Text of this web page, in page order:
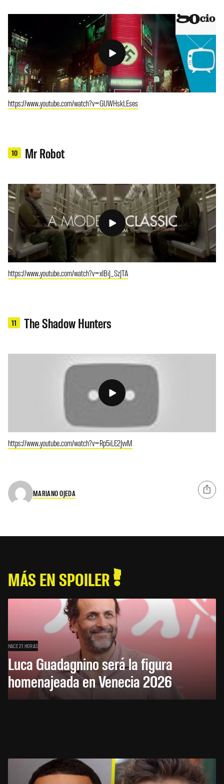
https://www.youtube.com/watch?v=GUWHskLEses
10 Mr Robot
https://www.youtube.com/watch?v=xIBiJ_SzJTA
11 The Shadow Hunters
https://www.youtube.com/watch?v=Rp5iLE2JvvM
MARIANO OJEDA
MÁS EN SPOILER
HACE 21 HORAS
Luca Guadagnino será la figura
homenajeada en Venecia 2026